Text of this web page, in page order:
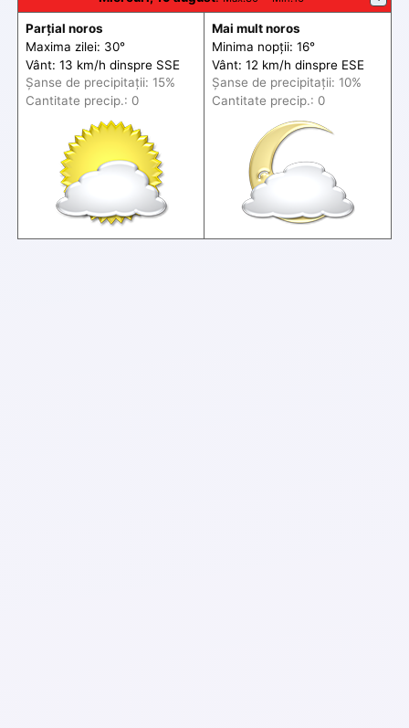
Parțial noros
Maxima zilei: 30°
Vânt: 13 km/h dinspre SSE
Șanse de precipitații: 15%
Cantitate precip.: 0
Mai mult noros
Minima nopții: 16°
Vânt: 12 km/h dinspre ESE
Șanse de precipitații: 10%
Cantitate precip.: 0